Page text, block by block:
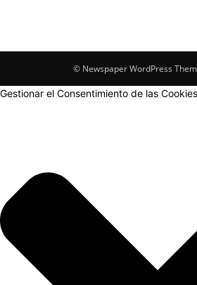
© Newspaper WordPress
Gestionar el Consentimiento de las Cookies